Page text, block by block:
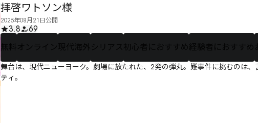
拝啓ワトソン様
2025年08月21日公開
3.8
69
無料 オンライン 現代海外シリアス 初心者におすすめ経験者におすすめ
舞台は、現代ニューヨーク。劇場に放たれた、2発の弾丸。難事件に挑むのは
ティ。